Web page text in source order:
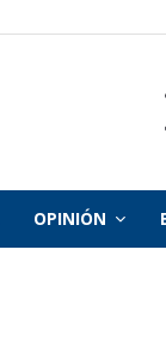
OPINIÓN